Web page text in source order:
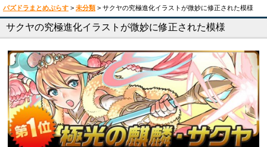
パズドラまとめぷらす > 未分類 > サクヤの究極進化イラストが微妙に修正された模様
サクヤの究極進化イラストが微妙に修正された模様